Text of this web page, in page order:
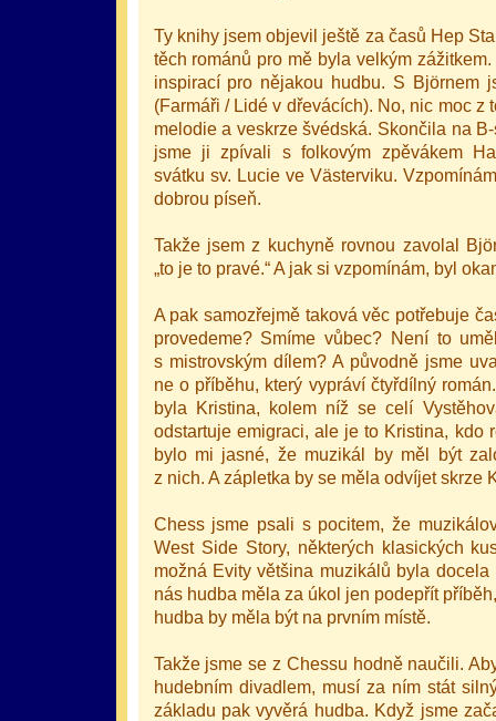
Ty knihy jsem objevil ještě za časů Hep
těch románů pro mě byla velkým
inspirací pro nějakou hudbu. S Björnem
(Farmáři / Lidé v dřevácích). No, nic moc
melodie a veskrze švédská. Skončila na
jsme ji zpívali s folkovým zpěvákem
svátku sv. Lucie ve Västerviku.
dobrou píseň.
Takže jsem z kuchyně rovnou zavolal
„to je to pravé.“ A jak si vzpomínám, byl
A pak samozřejmě taková věc potřebuje
provedeme? Smíme vůbec? Není to
s mistrovským dílem? A původně jsme
ne o příběhu, který vypráví čtyřdílný
byla Kristina, kolem níž se celí
odstartuje emigraci, ale je to Kristina, kdo
bylo mi jasné, že muzikál by měl být
z nich. A zápletka by se měla odvíjet skrze
Chess jsme psali s pocitem, že
West Side Story, některých klasických
možná Evity většina muzikálů byla
nás hudba měla za úkol jen podepřít
hudba by měla být na prvním místě.
Takže jsme se z Chessu hodně naučili.
hudebním divadlem, musí za ním stát
základu pak vyvěrá hudba. Když jsme